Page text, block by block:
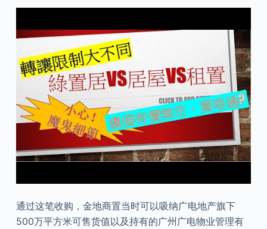
通过这笔收购，金地商置当时可以吸纳广电地产旗下
500万平方米可售货值以及持有的广州广电物业管理有